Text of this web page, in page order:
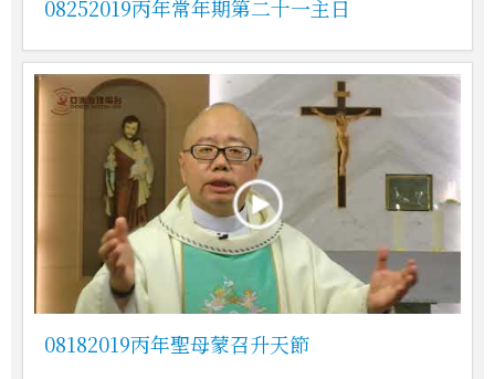
08252019丙年常年期第二十一主日
08182019丙年聖母蒙召升天節